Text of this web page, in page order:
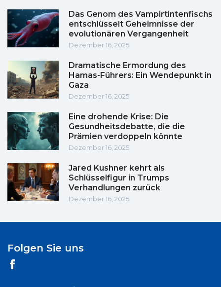
Das Genom des Vampirtintenfischs
entschlüsselt Geheimnisse der
evolutionären Vergangenheit
Dezember 16, 2025
Dramatische Ermordung des
Hamas-Führers: Ein Wendepunkt in
Gaza
Dezember 16, 2025
Eine drohende Krise: Die
Gesundheitsdebatte, die die
Prämien verdoppeln könnte
Dezember 16, 2025
Jared Kushner kehrt als
Schlüsselfigur in Trumps
Verhandlungen zurück
Dezember 16, 2025
Folgen Sie uns